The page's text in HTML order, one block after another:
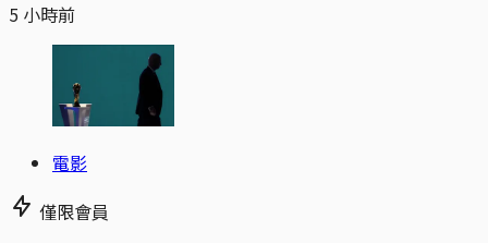
5 小時前
電影
僅限會員